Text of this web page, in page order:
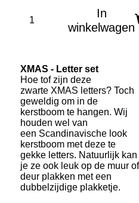
In
winkelwagen
XMAS - Letter set
Hoe tof zijn deze
zwarte XMAS letters? Toch
geweldig om in de
kerstboom te hangen. Wij
houden wel van
een Scandinavische look
kerstboom met deze te
gekke letters. Natuurlijk kan
je ze ook leuk op de muur of
deur plakken met een
dubbelzijdige plakketje.